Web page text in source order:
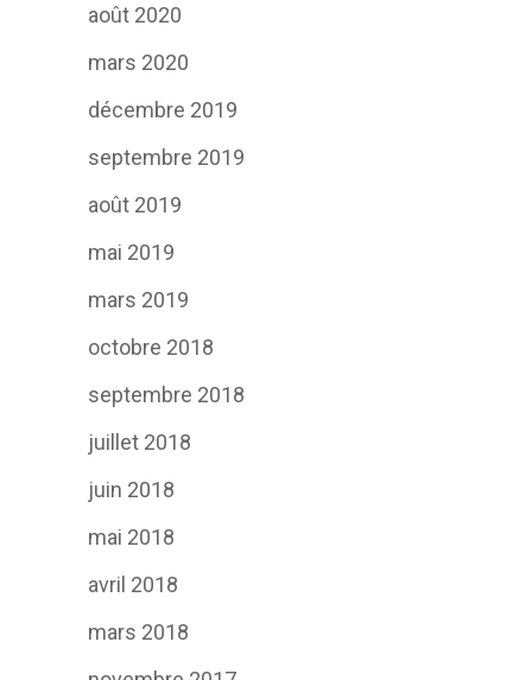
août 2020
mars 2020
décembre 2019
septembre 2019
août 2019
mai 2019
mars 2019
octobre 2018
septembre 2018
juillet 2018
juin 2018
mai 2018
avril 2018
mars 2018